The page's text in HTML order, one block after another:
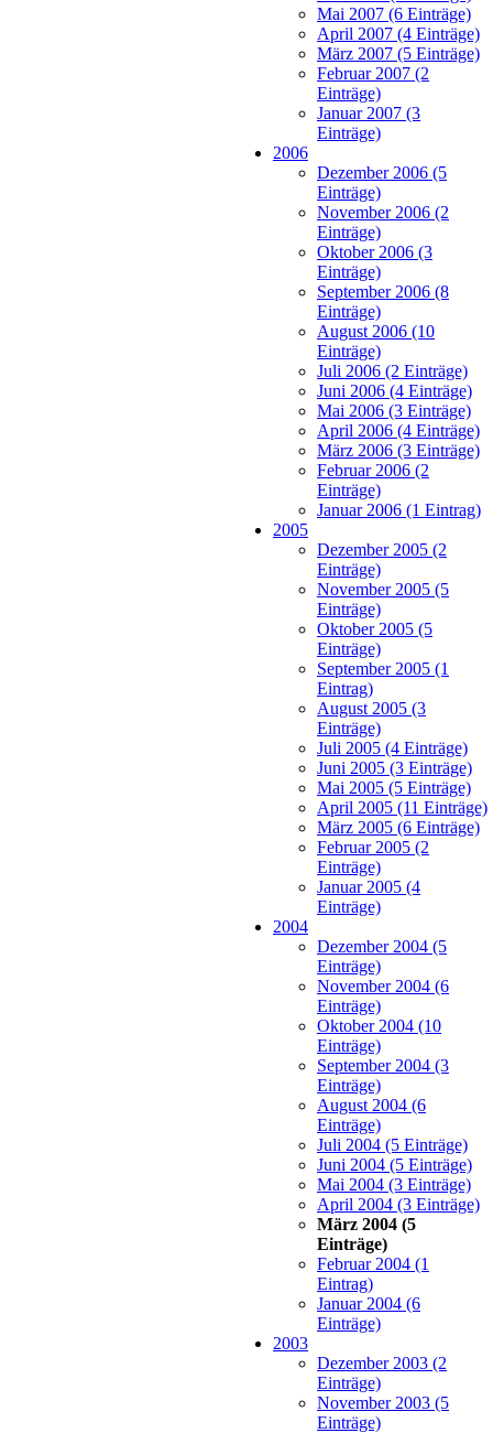
Mai 2007 (6 Einträge)
April 2007 (4 Einträge)
März 2007 (5 Einträge)
Februar 2007 (2
Einträge)
Januar 2007 (3
Einträge)
2006
Dezember 2006 (5
Einträge)
November 2006 (2
Einträge)
Oktober 2006 (3
Einträge)
September 2006 (8
Einträge)
August 2006 (10
Einträge)
Juli 2006 (2 Einträge)
Juni 2006 (4 Einträge)
Mai 2006 (3 Einträge)
April 2006 (4 Einträge)
März 2006 (3 Einträge)
Februar 2006 (2
Einträge)
Januar 2006 (1 Eintrag)
2005
Dezember 2005 (2
Einträge)
November 2005 (5
Einträge)
Oktober 2005 (5
Einträge)
September 2005 (1
Eintrag)
August 2005 (3
Einträge)
Juli 2005 (4 Einträge)
Juni 2005 (3 Einträge)
Mai 2005 (5 Einträge)
April 2005 (11 Einträge)
März 2005 (6 Einträge)
Februar 2005 (2
Einträge)
Januar 2005 (4
Einträge)
2004
Dezember 2004 (5
Einträge)
November 2004 (6
Einträge)
Oktober 2004 (10
Einträge)
September 2004 (3
Einträge)
August 2004 (6
Einträge)
Juli 2004 (5 Einträge)
Juni 2004 (5 Einträge)
Mai 2004 (3 Einträge)
April 2004 (3 Einträge)
März 2004 (5
Einträge)
Februar 2004 (1
Eintrag)
Januar 2004 (6
Einträge)
2003
Dezember 2003 (2
Einträge)
November 2003 (5
Einträge)